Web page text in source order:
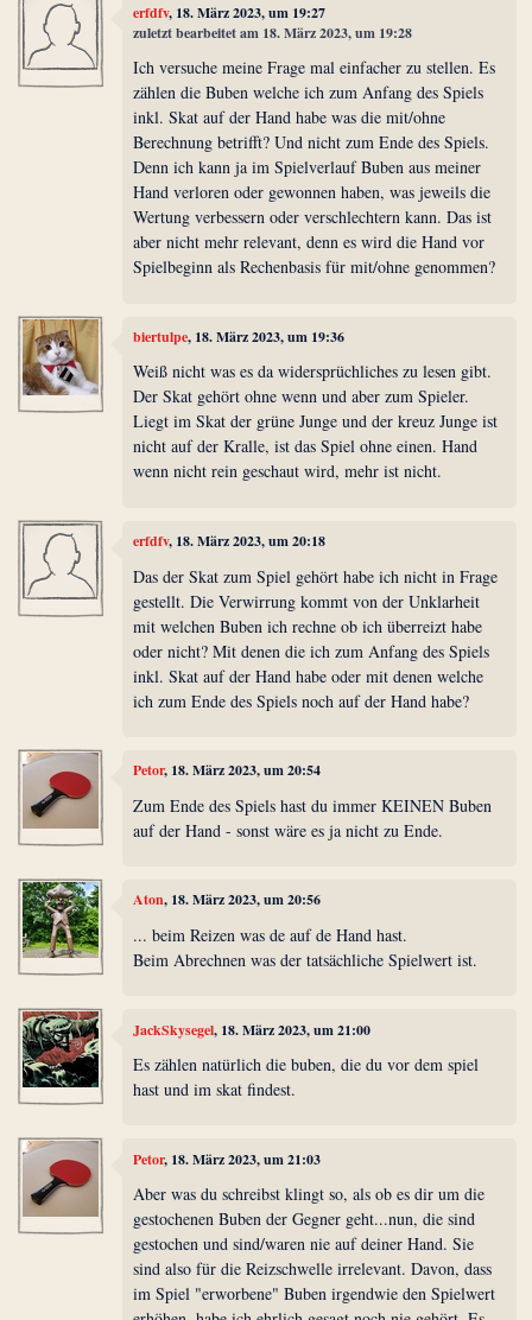
erfdfv, 18. März 2023, um 19:27
zuletzt bearbeitet am 18. März 2023, um 19:28
Ich versuche meine Frage mal einfacher zu stellen. Es
zählen die Buben welche ich zum Anfang des Spiels
inkl. Skat auf der Hand habe was die mit/ohne
Berechnung betrifft? Und nicht zum Ende des Spiels.
Denn ich kann ja im Spielverlauf Buben aus meiner
Hand verloren oder gewonnen haben, was jeweils die
Wertung verbessern oder verschlechtern kann. Das ist
aber nicht mehr relevant, denn es wird die Hand vor
Spielbeginn als Rechenbasis für mit/ohne genommen?
biertulpe, 18. März 2023, um 19:36
Weiß nicht was es da widersprüchliches zu lesen gibt.
Der Skat gehört ohne wenn und aber zum Spieler.
Liegt im Skat der grüne Junge und der kreuz Junge ist
nicht auf der Kralle, ist das Spiel ohne einen. Hand
wenn nicht rein geschaut wird, mehr ist nicht.
erfdfv, 18. März 2023, um 20:18
Das der Skat zum Spiel gehört habe ich nicht in Frage
gestellt. Die Verwirrung kommt von der Unklarheit
mit welchen Buben ich rechne ob ich überreizt habe
oder nicht? Mit denen die ich zum Anfang des Spiels
inkl. Skat auf der Hand habe oder mit denen welche
ich zum Ende des Spiels noch auf der Hand habe?
Petor, 18. März 2023, um 20:54
Zum Ende des Spiels hast du immer KEINEN Buben
auf der Hand - sonst wäre es ja nicht zu Ende.
Aton, 18. März 2023, um 20:56
... beim Reizen was de auf de Hand hast.
Beim Abrechnen was der tatsächliche Spielwert ist.
JackSkysegel, 18. März 2023, um 21:00
Es zählen natürlich die buben, die du vor dem spiel
hast und im skat findest.
Petor, 18. März 2023, um 21:03
Aber was du schreibst klingt so, als ob es dir um die
gestochenen Buben der Gegner geht...nun, die sind
gestochen und sind/waren nie auf deiner Hand. Sie
sind also für die Reizschwelle irrelevant. Davon, dass
im Spiel "erworbene" Buben irgendwie den Spielwert